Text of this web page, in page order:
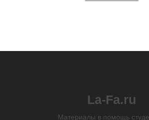
La-Fa.ru
Материалы в помощь